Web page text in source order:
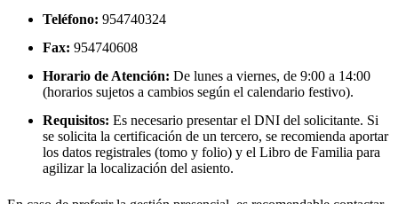
Teléfono: 954740324
Fax: 954740608
Horario de Atención: De lunes a viernes, de 9:00 a 14:00
(horarios sujetos a cambios según el calendario festivo).
Requisitos: Es necesario presentar el DNI del solicitante. Si
se solicita la certificación de un tercero, se recomienda aportar
los datos registrales (tomo y folio) y el Libro de Familia para
agilizar la localización del asiento.